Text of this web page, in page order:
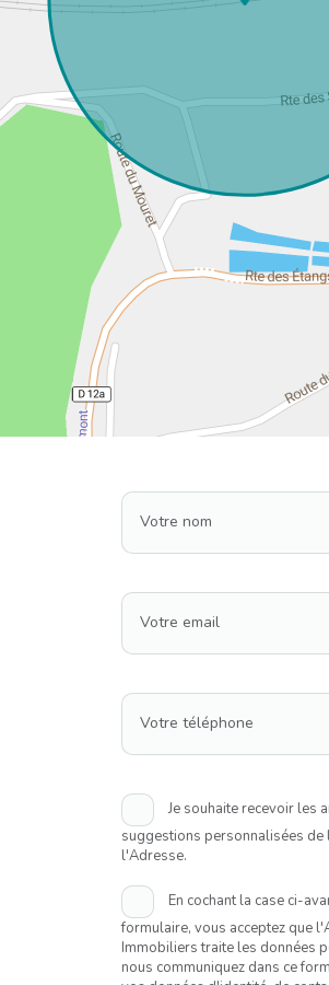
Votre nom
Votre email
Votre téléphone
Je souhaite recevoir les
suggestions personnalisées de
l'Adresse.
En cochant la case ci-
formulaire, vous acceptez que
Immobiliers traite les données
nous communiquez dans ce